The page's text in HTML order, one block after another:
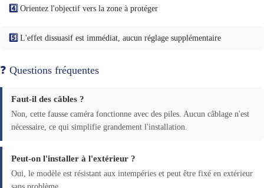
4️⃣ Orientez l'objectif vers la zone à protéger
5️⃣ L'effet dissuasif est immédiat, aucun réglage supplémentaire
❓ Questions fréquentes
Faut-il des câbles ?
Non, cette fausse caméra fonctionne avec des piles. Aucun câblage n'est
nécessaire, ce qui simplifie grandement l'installation.
Peut-on l'installer à l'extérieur ?
Oui, le modèle est résistant aux intempéries et peut être fixé en extérieur